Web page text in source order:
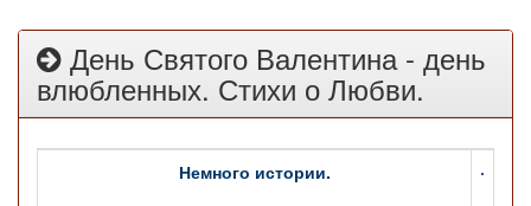
День Святого Валентина - день
влюбленных. Стихи о Любви.
Немного истории.